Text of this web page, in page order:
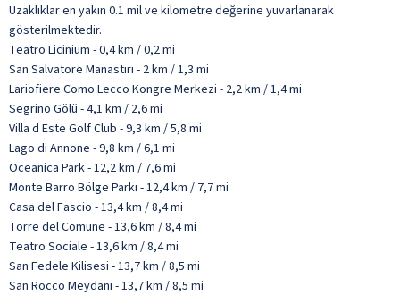
Uzaklıklar en yakın 0.1 mil ve kilometre değerine yuvarlanarak
gösterilmektedir.
Teatro Licinium - 0,4 km / 0,2 mi
San Salvatore Manastırı - 2 km / 1,3 mi
Lariofiere Como Lecco Kongre Merkezi - 2,2 km / 1,4 mi
Segrino Gölü - 4,1 km / 2,6 mi
Villa d Este Golf Club - 9,3 km / 5,8 mi
Lago di Annone - 9,8 km / 6,1 mi
Oceanica Park - 12,2 km / 7,6 mi
Monte Barro Bölge Parkı - 12,4 km / 7,7 mi
Casa del Fascio - 13,4 km / 8,4 mi
Torre del Comune - 13,6 km / 8,4 mi
Teatro Sociale - 13,6 km / 8,4 mi
San Fedele Kilisesi - 13,7 km / 8,5 mi
San Rocco Meydanı - 13,7 km / 8,5 mi